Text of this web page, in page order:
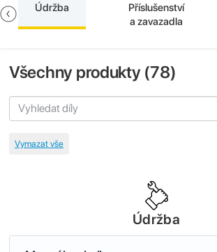
Údržba
Příslušenství
a zavazadla
Všechny produkty (78)
Údržba